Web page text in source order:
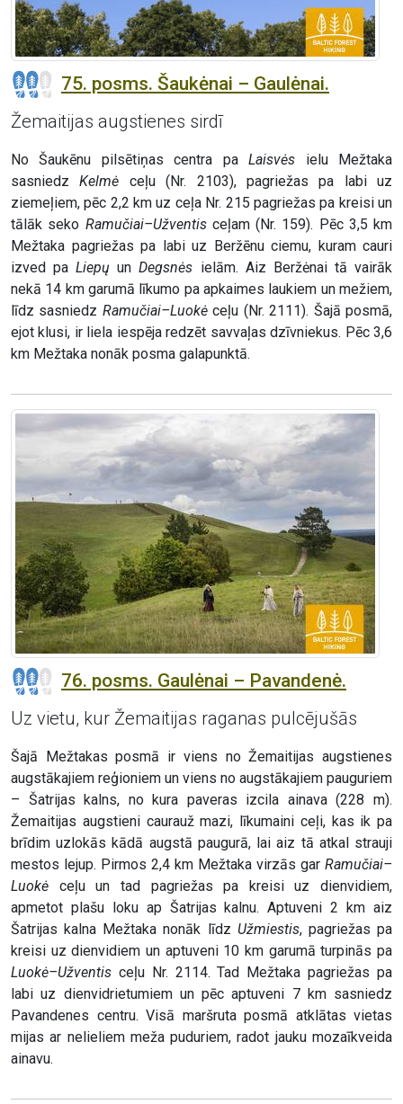
75. posms. Šaukėnai – Gaulėnai.
Žemaitijas augstienes sirdī
No Šaukēnu pilsētiņas centra paLaisvės ielu Mežtaka
sasniedzKelmė ceļu (Nr. 2103), pagriežas pa labi uz
ziemeļiem, pēc 2,2 km uz ceļa Nr. 215 pagriežas pa kreisi un
tālāk seko Ramučiai–Užventisceļam (Nr. 159). Pēc 3,5 km
Mežtaka pagriežas pa labi uz Beržēnu ciemu, kuram cauri
izved pa Liepų unDegsnės ielām. Aiz Beržėnai tā vairāk
nekā 14 km garumā līkumo pa apkaimes laukiem un mežiem,
līdz sasniedz Ramučiai–Luokėceļu (Nr. 2111). Šajā posmā,
ejot klusi, ir liela iespēja redzēt savvaļas dzīvniekus. Pēc 3,6
km Mežtaka nonāk posma galapunktā.
76. posms. Gaulėnai – Pavandenė.
Uz vietu, kur Žemaitijas raganas pulcējušās
Šajā Mežtakas posmā ir viens no Žemaitijas augstienes
augstākajiem reģioniem un viens no augstākajiem pauguriem
– Šatrijas kalns, no kura paveras izcila ainava (228 m).
Žemaitijas augstieni caurauž mazi, līkumaini ceļi, kas ik pa
brīdim uzlokās kādā augstā paugurā, lai aiz tā atkal strauji
mestos lejup. Pirmos 2,4 km Mežtaka virzās gar Ramučiai–
Luokė ceļu un tad pagriežas pa kreisi uz dienvidiem,
apmetot plašu loku ap Šatrijas kalnu. Aptuveni 2 km aiz
Šatrijas kalna Mežtaka nonāk līdz Užmiestis, pagriežas pa
kreisi uz dienvidiem un aptuveni 10 km garumā turpinās pa
Luokė–Užventis ceļu Nr. 2114. Tad Mežtaka pagriežas pa
labi uz dienvidrietumiem un pēc aptuveni 7 km sasniedz
Pavandenes centru. Visā maršruta posmā atklātas vietas
mijas ar nelieliem meža puduriem, radot jauku mozaīkveida
ainavu.